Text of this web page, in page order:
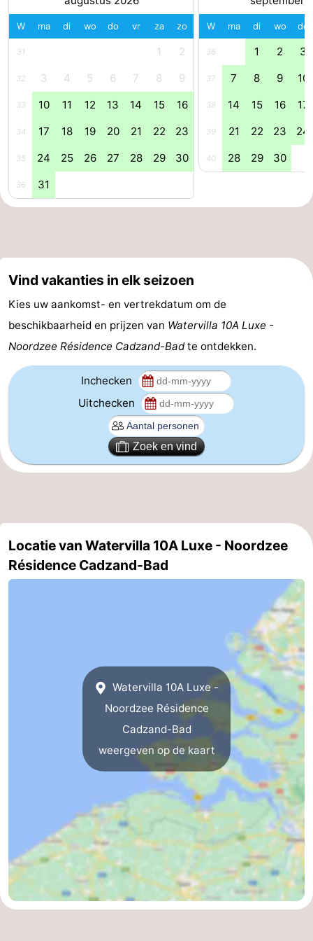
Forum
Reisboekenwinkel
Nieuws
Parkeren
Medische
adressen
Regio
Walcheren
-
Domburg
Middelburg
Zeeuws-
Nieuwvliet
-
Breskens
-
Knokke-
Heist
Zeebrugge
-
Blankenberge
-
W ma di wo do vr za zo
31 1 2
32 3 4 5 6 7 8 9
33 10 11 12 13 14 15 16
34 17 18 19 20 21 22 23
35 24 25 26 27 28 29 30
36 31
W ma di wo do
36 1 2 3
37 7 8 9 10
38 14 15 16 17
39 21 22 23 24
40 28 29 30
Vind vakanties in elk seizoen
Kies uw aankomst- en vertrekdatum om de
beschikbaarheid en prijzen van Watervilla 10A Luxe -
Noordzee Résidence Cadzand-Badte ontdekken.
Inchecken
Uitchecken
Zoek en vind
Locatie van Watervilla 10A Luxe - Noordzee
Résidence Cadzand-Bad
Watervilla 10A Luxe -
Noordzee Résidence
Cadzand-Bad
weergeven op de kaart